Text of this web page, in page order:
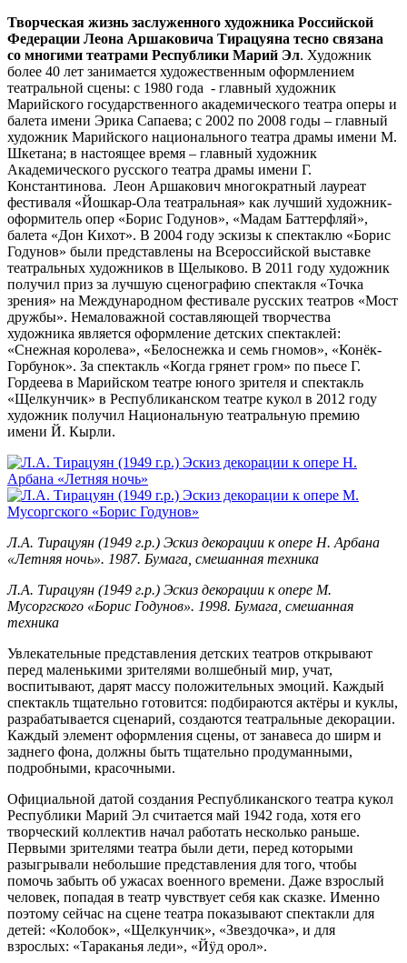
Творческая жизнь заслуженного художника Российской
Федерации Леона Аршаковича Тирацуяна тесно связана
со многими театрами Республики Марий Эл. Художник
более 40 лет занимается художественным оформлением
театральной сцены: с 1980 года - главный художник
Марийского государственного академического театра оперы и
балета имени Эрика Сапаева; с 2002 по 2008 годы – главный
художник Марийского национального театра драмы имени М.
Шкетана; в настоящее время – главный художник
Академического русского театра драмы имени Г.
Константинова. Леон Аршакович многократный лауреат
фестиваля «Йошкар-Ола театральная» как лучший художник-
оформитель опер «Борис Годунов», «Мадам Баттерфляй»,
балета «Дон Кихот». В 2004 году эскизы к спектаклю «Борис
Годунов» были представлены на Всероссийской выставке
театральных художников в Щелыково. В 2011 году художник
получил приз за лучшую сценографию спектакля «Точка
зрения» на Международном фестивале русских театров «Мост
дружбы». Немаловажной составляющей творчества
художника является оформление детских спектаклей:
«Снежная королева», «Белоснежка и семь гномов», «Конёк-
Горбунок». За спектакль «Когда грянет гром» по пьесе Г.
Гордеева в Марийском театре юного зрителя и спектакль
«Щелкунчик» в Республиканском театре кукол в 2012 году
художник получил Национальную театральную премию
имени Й. Кырли.
Л.А. Тирацуян (1949 г.р.) Эскиз декорации к опере Н. Арбана
«Летняя ночь». 1987. Бумага, смешанная техника
Л.А. Тирацуян (1949 г.р.) Эскиз декорации к опере М.
Мусоргского «Борис Годунов». 1998. Бумага, смешанная
техника
Увлекательные представления детских театров открывают
перед маленькими зрителями волшебный мир, учат,
воспитывают, дарят массу положительных эмоций. Каждый
спектакль тщательно готовится: подбираются актёры и куклы,
разрабатывается сценарий, создаются театральные декорации.
Каждый элемент оформления сцены, от занавеса до ширм и
заднего фона, должны быть тщательно продуманными,
подробными, красочными.
Официальной датой создания Республиканского театра кукол
Республики Марий Эл считается май 1942 года, хотя его
творческий коллектив начал работать несколько раньше.
Первыми зрителями театра были дети, перед которыми
разыгрывали небольшие представления для того, чтобы
помочь забыть об ужасах военного времени. Даже взрослый
человек, попадая в театр чувствует себя как сказке. Именно
поэтому сейчас на сцене театра показывают спектакли для
детей: «Колобок», «Щелкунчик», «Звездочка», и для
взрослых: «Тараканья леди», «Йӱд орол».